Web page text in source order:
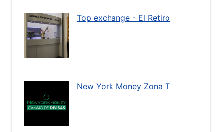
Top exchange - El Retiro
New York Money Zona T